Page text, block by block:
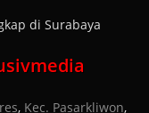
di Surabaya
, Kec. Pasarkliwon,